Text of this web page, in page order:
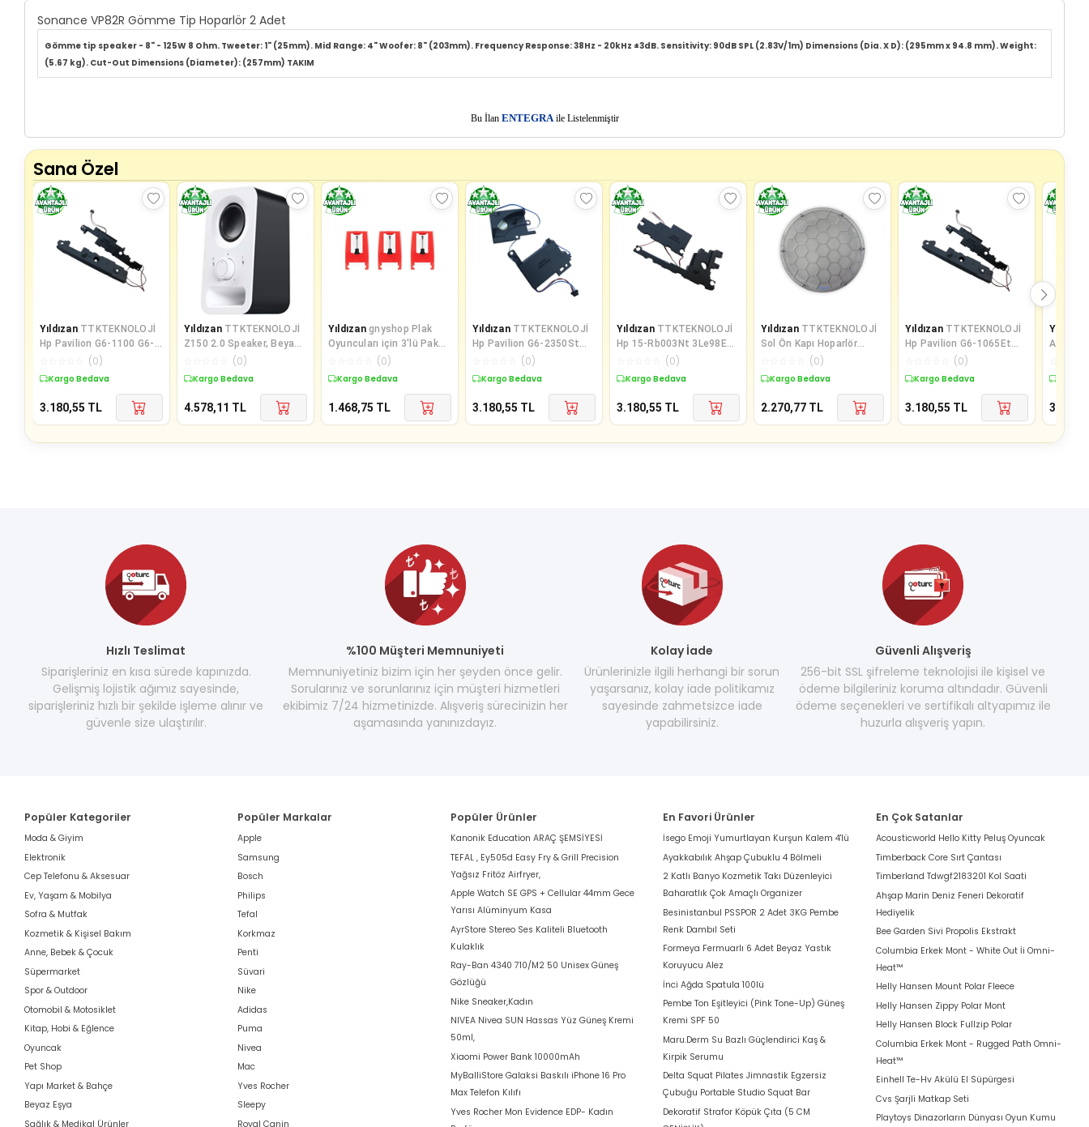
Sonance VP82R Gömme Tip Hoparlör 2 Adet
Gömme tip speaker - 8" - 125W 8 Ohm. Tweeter: 1" (25mm). Mid Range: 4" Woofer: 8" (203mm). Frequency Response: 38Hz - 20kHz ±3dB. Sensitivity: 90dB SPL (2.83V/1m) Dimensions (Dia. X D): (295mm x 94.8 mm). Weight:
(5.67 kg). Cut-Out Dimensions (Diameter): (257mm) TAKIM
Bu İlan ENTEGRAile Listelenmiştir
Sana Özel
Yıldızan TTKTEKNOLOJİ
Hp Pavilion G6-1100 G6-
1B00 G6-1D00 Notebook
İle Uyu
(0)
Kargo Bedava
3.180,55 TL
Yıldızan TTKTEKNOLOJİ
Z150 2.0 Speaker, Beyaz
TTKTEKNOLOJİ 395519
(0)
Kargo Bedava
4.578,11 TL
Yıldızan gnyshop Plak
Oyuncuları için 3'lü Paket
Döner Tabla Yedek İğneler
(0)
Kargo Bedava
1.468,75 TL
Yıldızan TTKTEKNOLOJİ
Hp Pavilion G6-2350St
G6-2008Et G6-2216Et
Notebook İ
(0)
Kargo Bedava
3.180,55 TL
Yıldızan TTKTEKNOLOJİ
Hp 15-Rb003Nt 3Le98Ea
15-Ra013Nt 3Qt54Ea
Notebook İl
(0)
Kargo Bedava
3.180,55 TL
Yıldızan TTKTEKNOLOJİ
Sol Ön Kapı Hoparlör
Kapağı Gri 3B0868149 VW
Lupo il
(0)
Kargo Bedava
2.270,77 TL
Yıldızan TTKTEKNOLOJİ
Hp Pavilion G6-1065Et
G6-1110Et G7-1000St
Notebook İ
(0)
Kargo Bedava
3.180,55 TL
Yıldızan
Asus
Uyumlu
Hızlı Teslimat
Siparişleriniz en kısa sürede kapınızda.
Gelişmiş lojistik ağımız sayesinde,
siparişleriniz hızlı bir şekilde işleme alınır ve
güvenle size ulaştırılır.
%100 Müşteri Memnuniyeti
Memnuniyetiniz bizim için her şeyden önce gelir.
Sorularınız ve sorunlarınız için müşteri hizmetleri
ekibimiz 7/24 hizmetinizde. Alışveriş sürecinizin her
aşamasında yanınızdayız.
Kolay İade
Ürünlerinizle ilgili herhangi bir sorun
yaşarsanız, kolay iade politikamız
sayesinde zahmetsizce iade
yapabilirsiniz.
Güvenli Alışveriş
256-bit SSL şifreleme teknolojisi ile kişisel ve
ödeme bilgileriniz koruma altındadır. Güvenli
ödeme seçenekleri ve sertifikalı altyapımız ile
huzurla alışveriş yapın.
Popüler Kategoriler
Moda & Giyim
Elektronik
Cep Telefonu & Aksesuar
Ev, Yaşam & Mobilya
Sofra & Mutfak
Kozmetik & Kişisel Bakım
Anne, Bebek & Çocuk
Süpermarket
Spor & Outdoor
Otomobil & Motosiklet
Kitap, Hobi & Eğlence
Oyuncak
Pet Shop
Yapı Market & Bahçe
Beyaz Eşya
Sağlık & Medikal Ürünler
Popüler Markalar
Apple
Samsung
Bosch
Philips
Tefal
Korkmaz
Penti
Süvari
Nike
Adidas
Puma
Nivea
Mac
Yves Rocher
Sleepy
Royal Canin
Popüler Ürünler
Kanonik Education ARAÇ ŞEMSİYESİ
TEFAL , Ey505d Easy Fry & Grill Precision
Yağsız Fritöz Airfryer,
Apple Watch SE GPS + Cellular 44mm Gece
Yarısı Alüminyum Kasa
AyrStore Stereo Ses Kaliteli Bluetooth
Kulaklık
Ray-Ban 4340 710/M2 50 Unisex Güneş
Gözlüğü
Nike Sneaker,Kadın
NIVEA Nivea SUN Hassas Yüz Güneş Kremi
50ml,
Xiaomi Power Bank 10000mAh
MyBalliStore Galaksi Baskılı iPhone 16 Pro
Max Telefon Kılıfı
Yves Rocher Mon Evidence EDP- Kadın
En Favori Ürünler
İsego Emoji Yumurtlayan Kurşun Kalem 4'lü
Ayakkabılık Ahşap Çubuklu 4 Bölmeli
2 Katlı Banyo Kozmetik Takı Düzenleyici
Baharatlık Çok Amaçlı Organizer
Besinistanbul PSSPOR 2 Adet 3KG Pembe
Renk Dambıl Seti
Formeya Fermuarlı 6 Adet Beyaz Yastık
Koruyucu Alez
İnci Ağda Spatula 100lü
Pembe Ton Eşitleyici (Pink Tone-Up) Güneş
Kremi SPF 50
Maru.Derm Su Bazlı Güçlendirici Kaş &
Kirpik Serumu
Delta Squat Pilates Jimnastik Egzersiz
Çubuğu Portable Studio Squat Bar
Dekoratif Strafor Köpük Çıta (5 CM
En Çok Satanlar
Acousticworld Hello Kitty Peluş Oyuncak
Timberback Core Sırt Çantası
Timberland Tdwgf2183201 Kol Saati
Ahşap Marin Deniz Feneri Dekoratif
Hediyelik
Bee Garden Sivi Propolis Ekstrakt
Columbia Erkek Mont - White Out İi Omni-
Heat™
Helly Hansen Mount Polar Fleece
Helly Hansen Zippy Polar Mont
Helly Hansen Block Fullzip Polar
Columbia Erkek Mont - Rugged Path Omni-
Heat™
Einhell Te-Hv Akülü El Süpürgesi
Cvs Şarjli Matkap Seti
Playtoys Dinazorların Dünyası Oyun Kumu